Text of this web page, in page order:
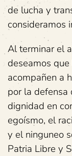
de lucha y
consideramos
Al terminar el
deseamos
acompañen a
por la defensa
dignidad en
egoísmo, el
y el ninguneo
Patria Libre y